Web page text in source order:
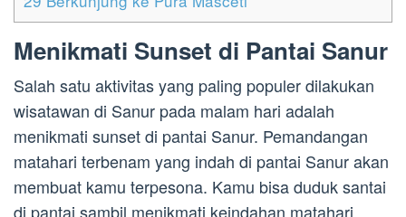
Menikmati Sunset di Pantai Sanur
Salah satu aktivitas yang paling populer dilakukan
wisatawan di Sanur pada malam hari adalah
menikmati sunset di pantai Sanur. Pemandangan
matahari terbenam yang indah di pantai Sanur akan
membuat kamu terpesona. Kamu bisa duduk santai
di pantai sambil menikmati keindahan matahari